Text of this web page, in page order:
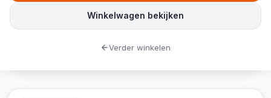
Winkelwagen bekijken
Verder winkelen